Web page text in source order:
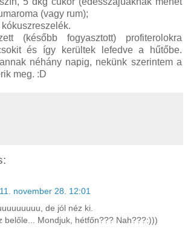
(vagy rum);
kókuszreszelék.
(később fogyasztott) profiterolokra
és így kerültek lefedve a hűtőbe.
néhány napig, nekünk szerintem a
meg. :D
november 28. 12:01
de jól néz ki.
belőle... Mondjuk, hétfőn??? Nah???:)))